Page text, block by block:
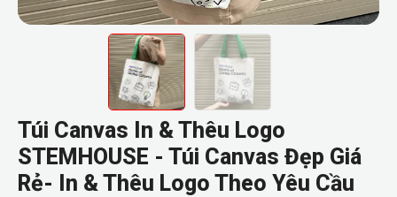
Túi Canvas In & Thêu Logo
STEMHOUSE - Túi Canvas Đẹp Giá
Rẻ- In & Thêu Logo Theo Yêu Cầu